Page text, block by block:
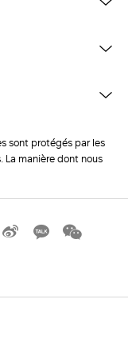
sont protégés par les
manière dont nous